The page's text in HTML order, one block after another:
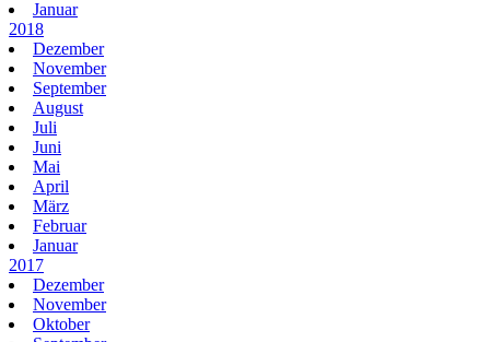
Januar
2018
Dezember
November
September
August
Juli
Juni
Mai
April
März
Februar
Januar
2017
Dezember
November
Oktober